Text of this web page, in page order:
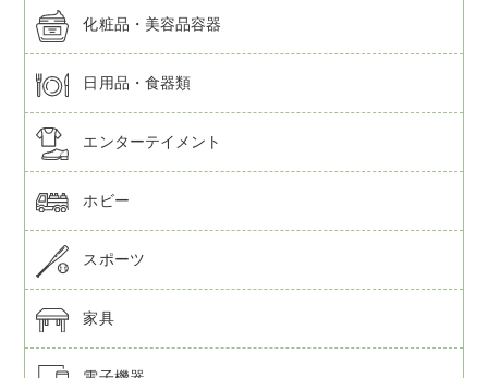
化粧品・美容品容器
日用品・食器類
エンターテイメント
ホビー
スポーツ
家具